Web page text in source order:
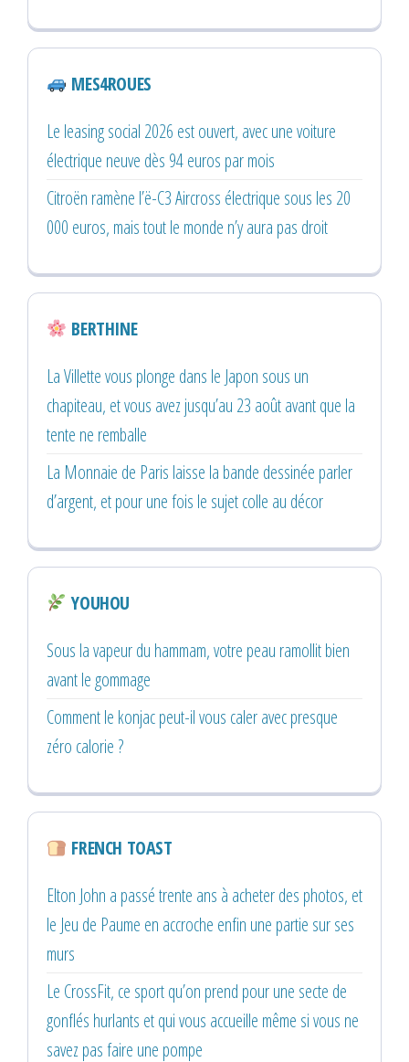
MES4ROUES
Le leasing social 2026 est ouvert, avec une voiture
électrique neuve dès 94 euros par mois
Citroën ramène l’ë-C3 Aircross électrique sous les 20
000 euros, mais tout le monde n’y aura pas droit
BERTHINE
La Villette vous plonge dans le Japon sous un
chapiteau, et vous avez jusqu’au 23 août avant que la
tente ne remballe
La Monnaie de Paris laisse la bande dessinée parler
d’argent, et pour une fois le sujet colle au décor
YOUHOU
Sous la vapeur du hammam, votre peau ramollit bien
avant le gommage
Comment le konjac peut-il vous caler avec presque
zéro calorie ?
FRENCH TOAST
Elton John a passé trente ans à acheter des photos, et
le Jeu de Paume en accroche enfin une partie sur ses
murs
Le CrossFit, ce sport qu’on prend pour une secte de
gonflés hurlants et qui vous accueille même si vous ne
savez pas faire une pompe